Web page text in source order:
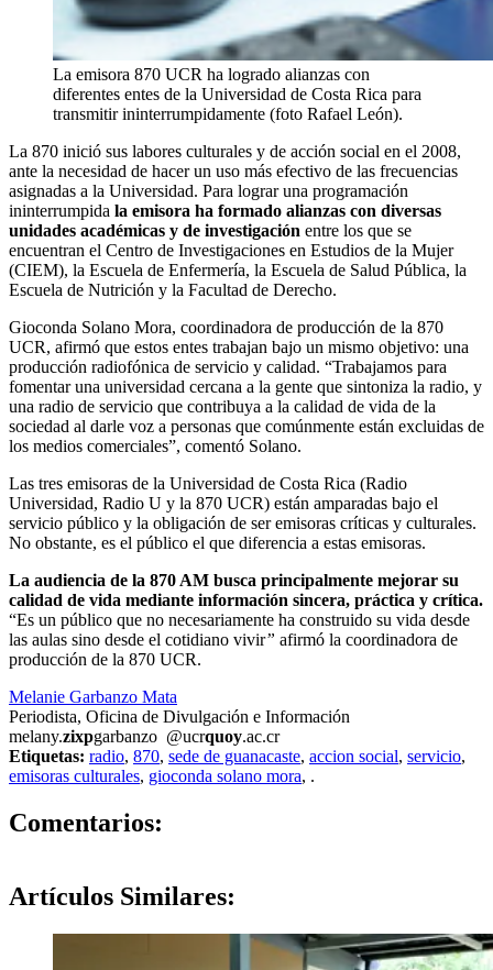
La emisora 870 UCR ha logrado alianzas con
diferentes entes de la Universidad de Costa Rica para
transmitir ininterrumpidamente (foto Rafael León).
La 870 inició sus labores culturales y de acción social en el 2008,
ante la necesidad de hacer un uso más efectivo de las frecuencias
asignadas a la Universidad. Para lograr una programación
ininterrumpida la emisora ha formado alianzas con diversas
unidades académicas y de investigación entre los que se
encuentran el Centro de Investigaciones en Estudios de la Mujer
(CIEM), la Escuela de Enfermería, la Escuela de Salud Pública, la
Escuela de Nutrición y la Facultad de Derecho.
Gioconda Solano Mora, coordinadora de producción de la 870
UCR, afirmó que estos entes trabajan bajo un mismo objetivo: una
producción radiofónica de servicio y calidad. “Trabajamos para
fomentar una universidad cercana a la gente que sintoniza la radio, y
una radio de servicio que contribuya a la calidad de vida de la
sociedad al darle voz a personas que comúnmente están excluidas de
los medios comerciales”, comentó Solano.
Las tres emisoras de la Universidad de Costa Rica (Radio
Universidad, Radio U y la 870 UCR) están amparadas bajo el
servicio público y la obligación de ser emisoras críticas y culturales.
No obstante, es el público el que diferencia a estas emisoras.
La audiencia de la 870 AM busca principalmente mejorar su
calidad de vida mediante información sincera, práctica y crítica.
“Es un público que no necesariamente ha construido su vida desde
las aulas sino desde el cotidiano vivir” afirmó la coordinadora de
producción de la 870 UCR.
Melanie Garbanzo Mata
Periodista, Oficina de Divulgación e Información
melany.zixpgarbanzo @ucrquoy.ac.cr
Etiquetas: radio, 870, sede de guanacaste, accion social, servicio,
emisoras culturales, gioconda solano mora, .
Comentarios:
Artículos Similares: